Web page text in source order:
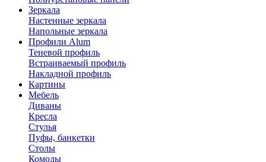
Зеркала
Настенные зеркала
Напольные зеркала
Профили Alum
Теневой профиль
Встраиваемый профиль
Накладной профиль
Картины
Мебель
Диваны
Кресла
Стулья
Пуфы, банкетки
Столы
Комоды